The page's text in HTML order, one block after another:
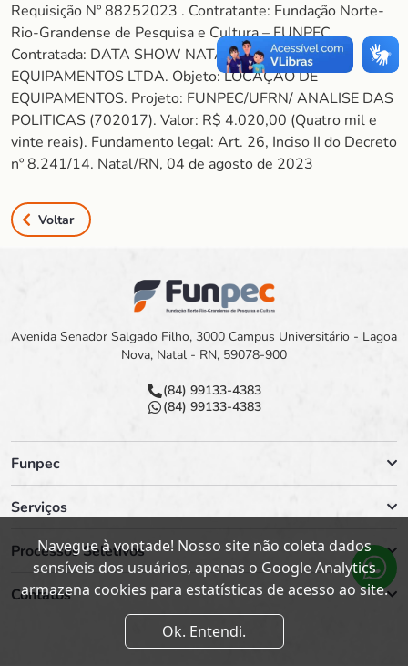
Requisição Nº 88252023 . Contratante: Fundação Norte-
Rio-Grandense de Pesquisa e Cultura – FUNPEC.
Contratada: DATA SHOW NATAL LOCACAO DE
EQUIPAMENTOS LTDA. Objeto: LOCAÇÃO DE
EQUIPAMENTOS. Projeto: FUNPEC/UFRN/ ANALISE DAS
POLITICAS (702017). Valor: R$ 4.020,00 (Quatro mil e
vinte reais). Fundamento legal: Art. 26, Inciso II do Decreto
nº 8.241/14. Natal/RN, 04 de agosto de 2023
Voltar
Avenida Senador Salgado Filho, 3000 Campus Universitário - Lagoa
Nova, Natal - RN, 59078-900
(84) 99133-4383
(84) 99133-4383
Funpec
Serviços
Processos Seletivos
Contatos
Navegue à vontade! Nosso site não coleta dados
sensíveis dos usuários, apenas o Google Analytics
armazena cookies para estatísticas de acesso ao site.
Ok. Entendi.